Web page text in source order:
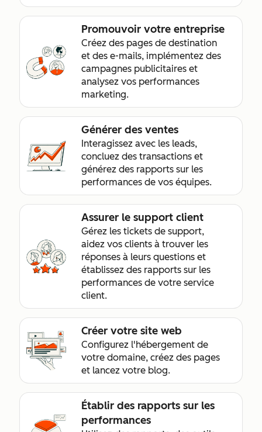
Promouvoir votre entreprise
Créez des pages de destination
et des e-mails, implémentez des
campagnes publicitaires et
analysez vos performances
marketing.
Générer des ventes
Interagissez avec les leads,
concluez des transactions et
générez des rapports sur les
performances de vos équipes.
Assurer le support client
Gérez les tickets de support,
aidez vos clients à trouver les
réponses à leurs questions et
établissez des rapports sur les
performances de votre service
client.
Créer votre site web
Configurez l'hébergement de
votre domaine, créez des pages
et lancez votre blog.
Établir des rapports sur les
performances